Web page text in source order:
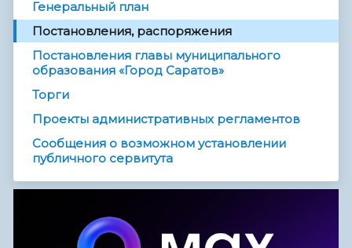
Генеральный план
Постановления, распоряжения
Постановления главы муниципального
образования «Город Саратов»
Торги
Проекты административных регламентов
Сообщения о возможном установлении
публичного сервитута